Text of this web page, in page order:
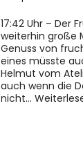
17:42 Uhr – Der
weiterhin große
Genuss von
eines müsste
Helmut vom
auch wenn die
nicht…